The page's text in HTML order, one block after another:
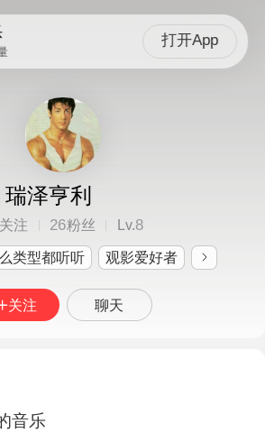
打开App
瑞泽亨利
关注 26粉丝 Lv.8
类型都听听 观影爱好者
关注 聊天
音乐